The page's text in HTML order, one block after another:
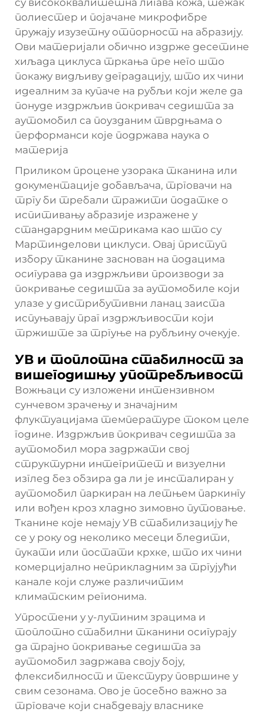
полиестер и појачане микрофибре
пружају изузетну отпорност на абразију.
Ови материјали обично издрже десетине
хиљада циклуса тркања пре него што
покажу видљиву деградацију, што их чини
идеалним за купаче на рубљи који желе да
понуде издржљив покривач седишта за
аутомобил са поузданим тврдњама о
перформанси које подржава наука о
материја
Приликом процене узорака тканина или
документације добављача, трговачи на
тргу би требали тражити податке о
испитивању абразије изражене у
стандардним метрикама као што су
Мартинделови циклуси. Овај приступ
избору тканине заснован на подацима
осигурава да издржљиви производи за
покривање седишта за аутомобиле који
улазе у дистрибутивни ланац заиста
испуњавају праг издржљивости који
тржиште за тргуње на рубљину очекује.
УВ и топлотна стабилност за
вишегодишњу употребљивост
Вожњаци су изложени интензивном
сунчевом зрачењу и значајним
флуктуацијама температуре током целе
године. Издржљив покривач седишта за
аутомобил мора задржати свој
структурни интегритет и визуелни
изглед без обзира да ли је инсталиран у
аутомобил паркиран на летњем паркингу
или вођен кроз хладно зимовно путовање.
Тканине које немају УВ стабилизацију ће
се у року од неколико месеци бледити,
пукати или постати крхке, што их чини
комерцијално неприкладним за тргујући
канале који служе различитим
климатским регионима.
Упростени у у-лутиним зрацима и
топлотно стабилни тканини осигурају
да трајно покривање седишта за
аутомобил задржава своју боју,
флексибилност и текстуру површине у
свим сезонама. Ово је посебно важно за
трговаче који снабдевају власнике